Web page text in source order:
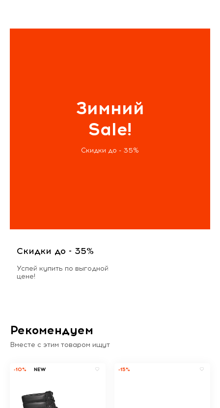
Зимний
Sale!
Скидки до - 35%
Скидки до - 35%
Успей купить по выгодной
цене!
Рекомендуем
Вместе с этим товаром ищут
-10% NEW -15%